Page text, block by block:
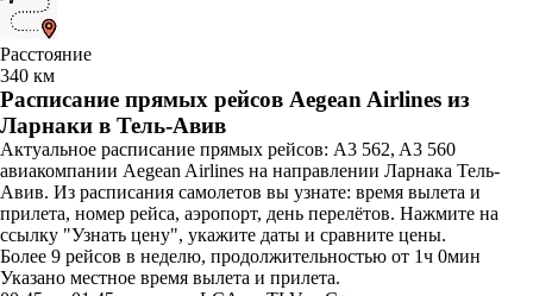
Расстояние
340 км
Расписание прямых рейсов Aegean Airlines из
Ларнаки в Тель-Авив
Актуальное расписание прямых рейсов: A3 562, A3 560
авиакомпании Aegean Airlines на направлении Ларнака Тель-
Авив. Из расписания самолетов вы узнате: время вылета и
прилета, номер рейса, аэропорт, день перелётов. Нажмите на
ссылку "Узнать цену", укажите даты и сравните цены.
Более 9 рейсов в неделю, продолжительностью от 1ч 0мин
Указано местное время вылета и прилета.